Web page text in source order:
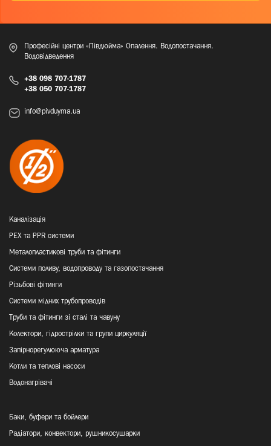
Професійні центри «Півдюйма» Опалення. Водопостачання.
Водовідведення
+38 098 707-1787
+38 050 707-1787
info@pivduyma.ua
Каналізація
PEX та PPR системи
Металопластикові труби та фітинги
Системи поливу, водопроводу та газопостачання
Різьбові фітинги
Системи мідних трубопроводів
Труби та фітинги зі сталі та чавуну
Колектори, гідрострілки та групи циркуляції
Запірнорегулююча арматура
Котли та теплові насоси
Водонагрівачі
Баки, буфери та бойлери
Радіатори, конвектори, рушникосушарки